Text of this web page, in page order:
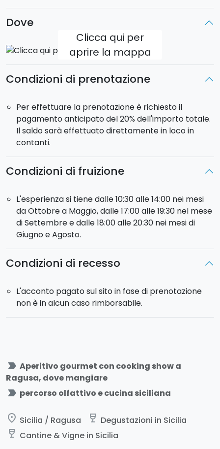
Dove
Clicca qui per
aprire la mappa
Condizioni di prenotazione
Per effettuare la prenotazione è richiesto il
pagamento anticipato del 20% dell'importo totale.
Il saldo sarà effettuato direttamente in loco in
contanti.
Condizioni di fruizione
L'esperienza si tiene dalle 10:30 alle 14:00 nei mesi
da Ottobre a Maggio, dalle 17:00 alle 19:30 nel mese
di Settembre e dalle 18:00 alle 20:30 nei mesi di
Giugno e Agosto.
Condizioni di recesso
L'acconto pagato sul sito in fase di prenotazione
non è in alcun caso rimborsabile.
label_important Aperitivo gourmet con cooking show a
Ragusa, dove mangiare
label_important percorso olfattivo e cucina siciliana
place Sicilia / Ragusa wine_bar Degustazioni in Sicilia
wine_bar Cantine & Vigne in Sicilia